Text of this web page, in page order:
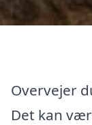
Overvejer
Det kan